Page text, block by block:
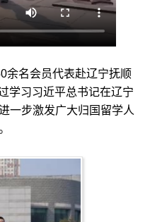
名会员代表赴辽宁抚顺
学习习近平总书记在辽宁
一步激发广大归国留学人